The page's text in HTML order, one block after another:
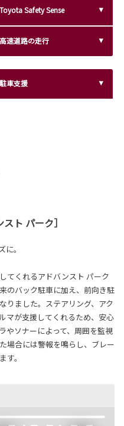
Toyota Safety Sense
高速道路の走行
駐車支援
ト パーク］
。
てくれるアドバンスト パーク
のバック駐車に加え、前向き駐
りました。ステアリング、アク
マが支援してくれるため、安心
やソナーによって、周囲を監視
場合には警報を鳴らし、ブレー
。